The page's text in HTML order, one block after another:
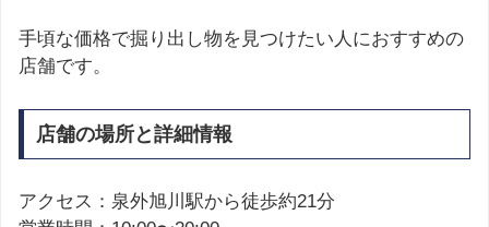
手頃な価格で掘り出し物を見つけたい人におすすめの
店舗です。
店舗の場所と詳細情報
アクセス：泉外旭川駅から徒歩約21分